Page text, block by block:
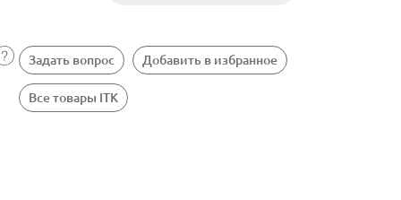
Задать вопрос Добавить в избранное
Все товары ITK